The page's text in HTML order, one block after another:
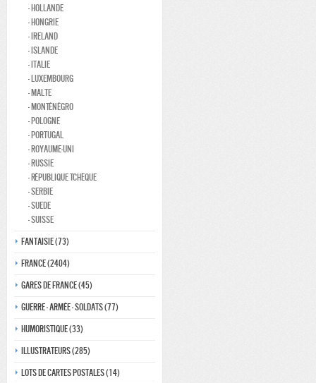
- Hollande
- Hongrie
- Ireland
- Islande
- Italie
- Luxembourg
- Malte
- Monténégro
- Pologne
- Portugal
- Royaume-Uni
- Russie
- République Tchèque
- Serbie
- Suede
- Suisse
Fantaisie (73)
France (2404)
Gares de france (45)
Guerre - Armée - Soldats (77)
Humoristique (33)
Illustrateurs (285)
Lots de Cartes Postales (14)